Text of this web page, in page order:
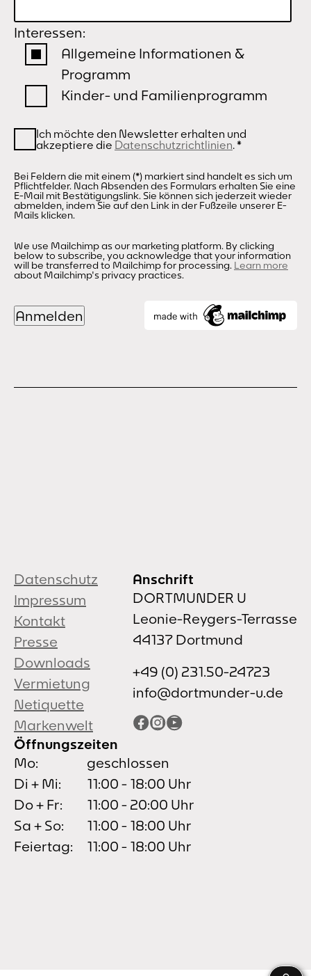
Interessen:
Allgemeine Informationen &
Programm
Kinder- und Familienprogramm
Ich möchte den Newsletter erhalten und
akzeptiere die Datenschutzrichtlinien.*
Bei Feldern die mit einem (*) markiert sind handelt es sich um
Pflichtfelder. Nach Absenden des Formulars erhalten Sie eine
E-Mail mit Bestätigungslink. Sie können sich jederzeit wieder
abmelden, indem Sie auf den Link in der Fußzeile unserer E-
Mails klicken.
We use Mailchimp as our marketing platform. By clicking
below to subscribe, you acknowledge that your information
will be transferred to Mailchimp for processing. Learn more
about Mailchimp's privacy practices.
Datenschutz
Impressum
Kontakt
Presse
Downloads
Vermietung
Netiquette
Markenwelt
Anschrift
DORTMUNDER U
Leonie-Reygers-Terrasse
44137 Dortmund
+49 (0) 231.50-24723
info@dortmunder-u.de
Facebook
Instagram
YouTube
Öffnungszeiten
Mo:
geschlossen
Di + Mi:
11:00 - 18:00 Uhr
Do + Fr:
11:00 - 20:00 Uhr
Sa + So:
11:00 - 18:00 Uhr
Feiertag:
11:00 - 18:00 Uhr